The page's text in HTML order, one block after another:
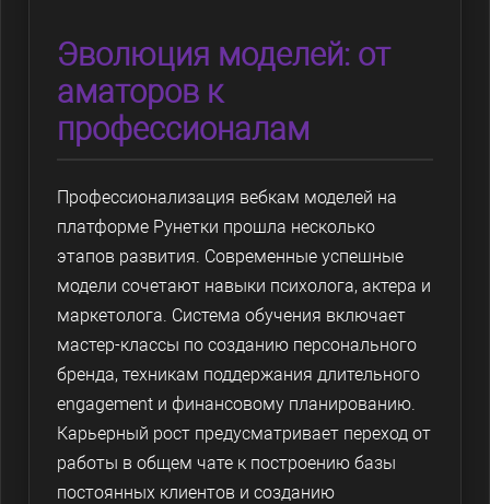
Эволюция моделей: от
аматоров к
профессионалам
Профессионализация вебкам моделей на
платформе Рунетки прошла несколько
этапов развития. Современные успешные
модели сочетают навыки психолога, актера и
маркетолога. Система обучения включает
мастер-классы по созданию персонального
бренда, техникам поддержания длительного
engagement и финансовому планированию.
Карьерный рост предусматривает переход от
работы в общем чате к построению базы
постоянных клиентов и созданию